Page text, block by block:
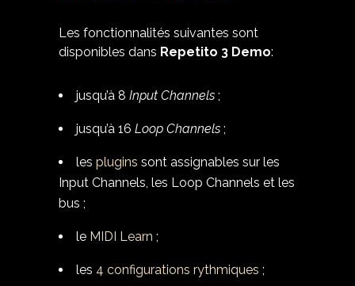
Les fonctionnalités suivantes sont
disponibles dans Repetito 3 Demo:
jusqu’à 8 Input Channels ;
jusqu’à 16 Loop Channels ;
les plugins sont assignables sur les
Input Channels, les Loop Channels et les
bus ;
le MIDI Learn ;
les 4 configurations rythmiques ;